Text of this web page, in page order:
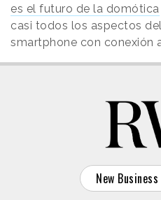
es el futuro de la domótica
casi todos los aspectos
smartphone con conexión
New